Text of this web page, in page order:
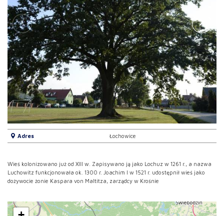
Adres Łochowice
Wieś kolonizowano już od XIII w. Zapisywano ją jako Lochuz w 1261 r., a nazwa
Luchowitz funkcjonowała ok. 1300 r. Joachim I w 1521 r. udostępnił wieś jako
dożywocie żonie Kaspara von Maltitza, zarządcy w Krośnie